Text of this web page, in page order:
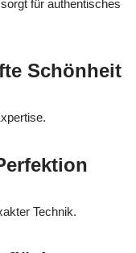
für authentisches
Schönheit
Technik.